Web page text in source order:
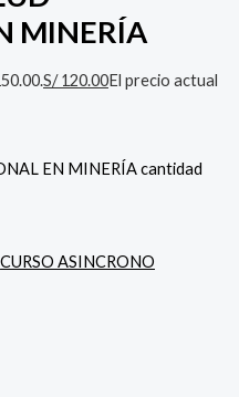
MINERÍA
S/120.00El precio actual
EN MINERÍA cantidad
CURSO ASINCRONO